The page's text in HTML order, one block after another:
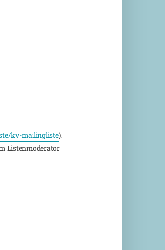
kv-mailingliste).
Listenmoderator